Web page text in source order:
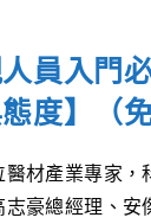
人員入門
度】（免
材產業專家，
豪總經理、安